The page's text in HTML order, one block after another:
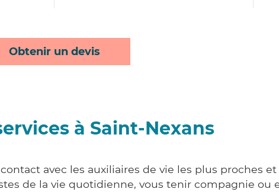
Obtenir un devis
à Saint-Nexans
avec les auxiliaires de vie les plus proches
de la vie quotidienne, vous tenir compagnie ou